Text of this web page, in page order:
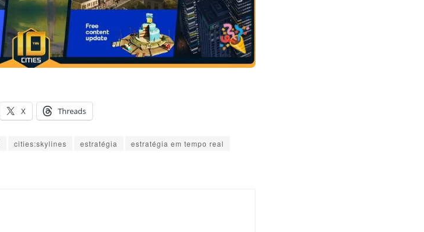
X Threads
cities:skylines estratégia
estratégia em tempo real